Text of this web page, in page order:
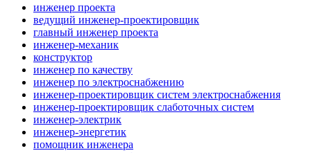
инженер проекта
ведущий инженер-проектировщик
главный инженер проекта
инженер-механик
конструктор
инженер по качеству
инженер по электроснабжению
инженер-проектировщик систем электроснабжения
инженер-проектировщик слаботочных систем
инженер-электрик
инженер-энергетик
помощник инженера